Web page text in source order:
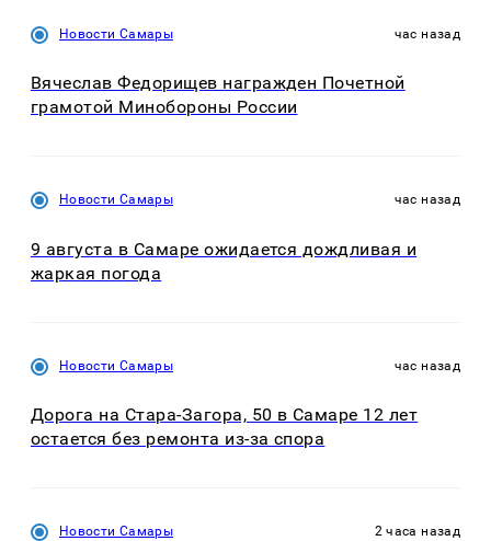
Новости Самары час назад
Вячеслав Федорищев награжден Почетной
грамотой Минобороны России
Новости Самары час назад
9 августа в Самаре ожидается дождливая и
жаркая погода
Новости Самары час назад
Дорога на Стара-Загора, 50 в Самаре 12 лет
остается без ремонта из-за спора
Новости Самары 2 часа назад